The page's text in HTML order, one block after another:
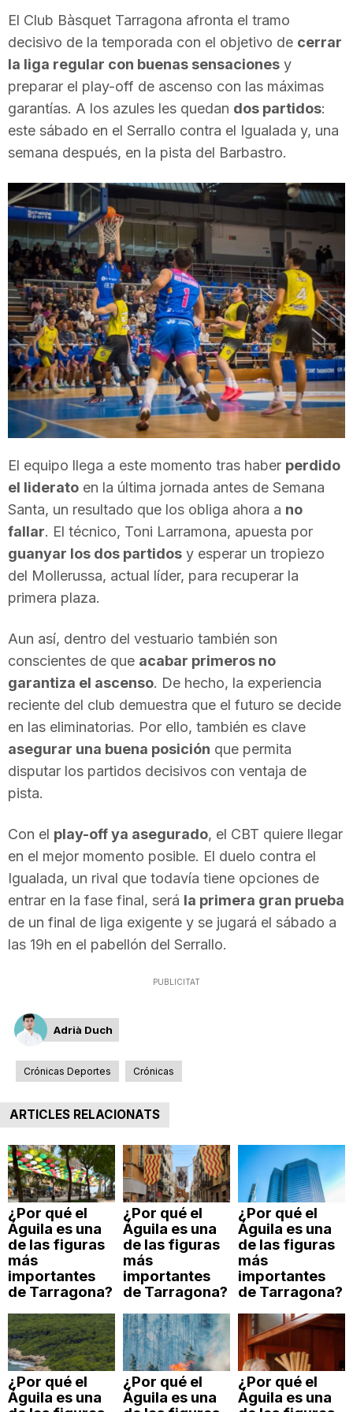
i
u
t
t
d
e
T
a
r
a
n
a
El Club Bàsquet Tarragona afronta el tramo
decisivo de la temporada con el objetivo de cerrar
la liga regular con buenas sensaciones y
preparar el play-off de ascenso con las máximas
garantías. A los azules les quedan dos partidos:
este sábado en el Serrallo contra el Igualada y, una
semana después, en la pista del Barbastro.
El equipo llega a este momento tras haber perdido
el liderato en la última jornada antes de Semana
Santa, un resultado que los obliga ahora a no
fallar. El técnico, Toni Larramona, apuesta por
guanyar los dos partidos y esperar un tropiezo
del Mollerussa, actual líder, para recuperar la
primera plaza.
Aun así, dentro del vestuario también son
conscientes de que acabar primeros no
garantiza el ascenso. De hecho, la experiencia
reciente del club demuestra que el futuro se decide
en las eliminatorias. Por ello, también es clave
asegurar una buena posición que permita
disputar los partidos decisivos con ventaja de
pista.
Con el play-off ya asegurado, el CBT quiere llegar
en el mejor momento posible. El duelo contra el
Igualada, un rival que todavía tiene opciones de
entrar en la fase final, será la primera gran prueba
de un final de liga exigente y se jugará el sábado a
las 19h en el pabellón del Serrallo.
PUBLICITAT
Adrià Duch
Crónicas Deportes Crónicas
ARTICLES RELACIONATS
¿Por qué el
Águila es una
de las figuras
más
importantes
de Tarragona?
¿Por qué el
Águila es una
de las figuras
más
importantes
de Tarragona?
¿Por qué el
Águila es una
de las figuras
más
importantes
de Tarragona?
¿Por qué el
Águila es una
¿Por qué el
Águila es una
¿Por qué el
Águila es una